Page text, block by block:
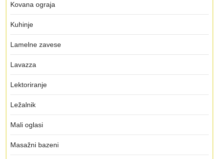
Kovana ograja
Kuhinje
Lamelne zavese
Lavazza
Lektoriranje
Ležalnik
Mali oglasi
Masažni bazeni